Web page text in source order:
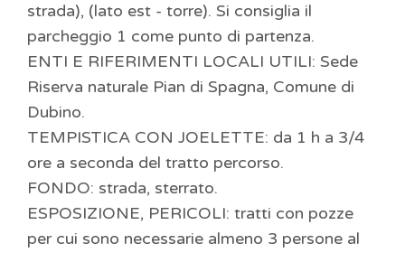
strada), (lato est - torre). Si consiglia il
parcheggio 1 come punto di partenza.
ENTI E RIFERIMENTI LOCALI UTILI: Sede
Riserva naturale Pian di Spagna, Comune di
Dubino.
TEMPISTICA CON JOELETTE: da 1 h a 3/4
ore a seconda del tratto percorso.
FONDO: strada, sterrato.
ESPOSIZIONE, PERICOLI: tratti con pozze
per cui sono necessarie almeno 3 persone al